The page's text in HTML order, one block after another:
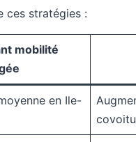
ces stratégies :
mobilité
en Ile-